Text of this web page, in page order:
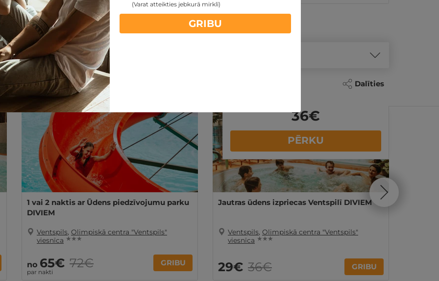
Noteikumi Atsauksmes Dalīties
36€
PĒRKU
piedāvājumi:
TOP piedāvājumus
1 vai 2 naktis ar Ūdens piedzīvojumu parku
DIVIEM
Ventspils, Olimpiskā centra "Ventspils"
viesnīca ★ ★ ★
no 65€
par nakti
72€ GRIBU
Jautras ūdens izpriecas Ventspilī DIVIEM
Ventspils, Olimpiskā centra "Ventspils"
viesnīca ★ ★ ★
29€ 36€ GRIBU
(Varat atteikties jebkurā mirklī)
GRIBU